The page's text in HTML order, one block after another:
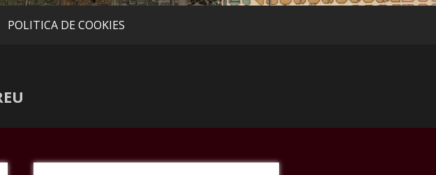
POLITICA DE COOKIES